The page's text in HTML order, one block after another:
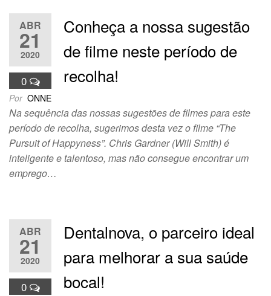
ABR
21
2020
0
Conheça a nossa sugestão
de filme neste período de
recolha!
Por ONNE
Na sequência das nossas sugestões de filmes para este
período de recolha, sugerimos desta vez o filme “The
Pursuit of Happyness”. Chris Gardner (Will Smith) é
inteligente e talentoso, mas não consegue encontrar um
emprego…
ABR
21
2020
0
Dentalnova, o parceiro ideal
para melhorar a sua saúde
bocal!